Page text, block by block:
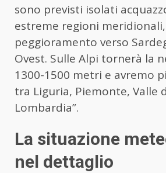
sono previsti isolati
estreme regioni
peggioramento verso
Ovest. Sulle Alpi tornerà la
1300-1500 metri e avremo
tra Liguria, Piemonte, Valle
Lombardia”.
La situazione
nel dettaglio